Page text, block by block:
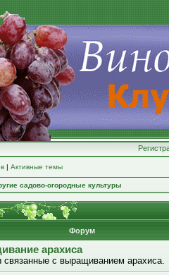
| Активные темы
садово-огородные культуры
Форум
арахиса
связанные с выращиванием арахиса.